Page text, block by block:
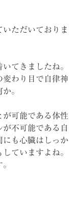
ただいておりま
てきましたね。
変わり目で自律神
。
が可能である体性
不可能である自
も心臓はしっか
ていますよね。